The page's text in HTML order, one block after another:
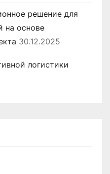
решение для
на основе
30.12.2025
логистики